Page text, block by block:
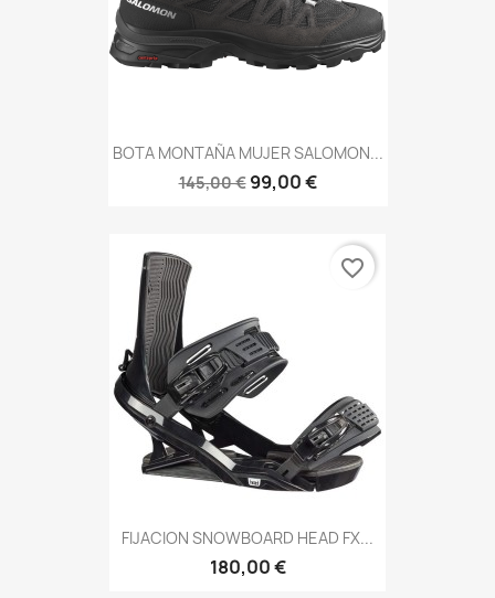
BOTA MONTAÑA MUJER SALOMON...
145,00 € 99,00 €
FIJACION SNOWBOARD HEAD FX...
180,00 €
favorite_border